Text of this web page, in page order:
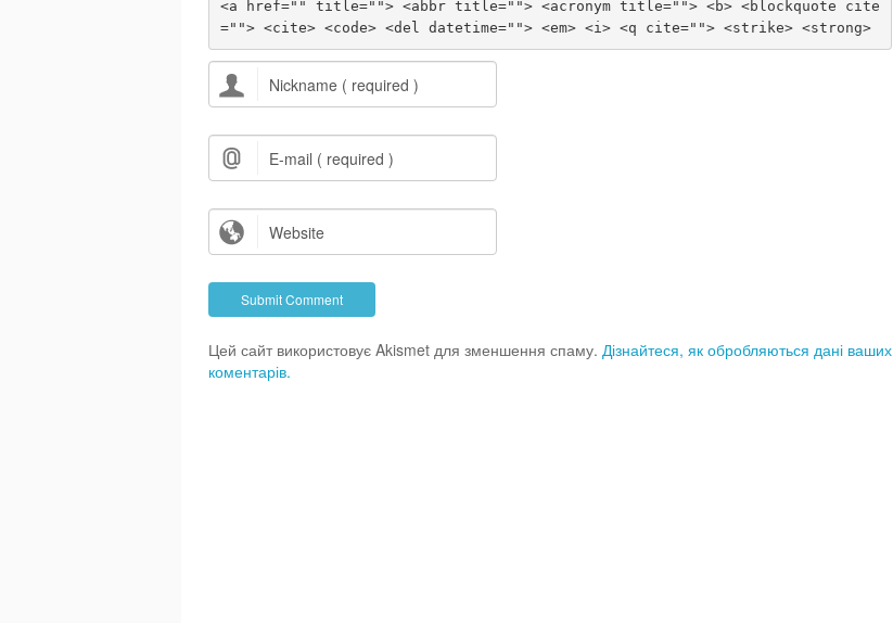
<a href="" title=""> <abbr title=""> <acronym title=""> <b> <blockquote cite
=""> <cite> <code> <del datetime=""> <em> <i> <q cite=""> <strike> <strong>
Цей сайт використовує Akismet для зменшення спаму. Дізнайтеся, як обробляються дані ваших
коментарів.